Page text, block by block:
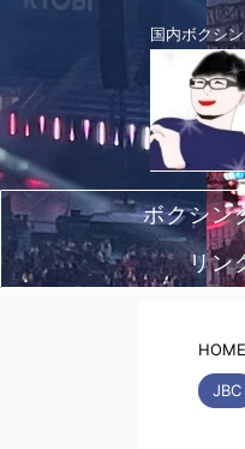
国内ボクシ
ボクシン
ス
リン
HOME
JBC